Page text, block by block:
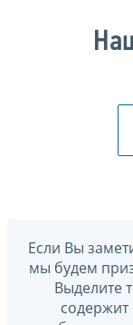
Если Вы
мы будем
Выделите